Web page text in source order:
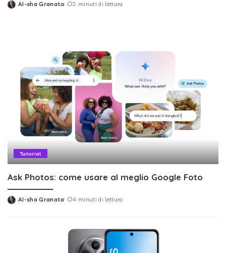
Posted
AI-sha Granata 2 minuti di lettura
Tutorial
Ask Photos: come usare al meglio Google Foto
Posted
AI-sha Granata 4 minuti di lettura